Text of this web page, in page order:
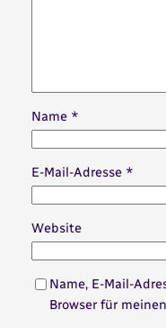
Name *
E-Mail-Adresse *
Website
Name, E-Mail-
Browser für